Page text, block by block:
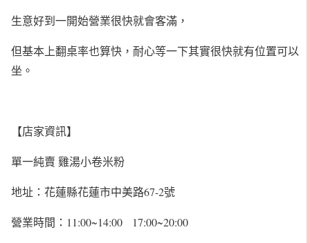
生意好到一開始營業很快就會客滿，
但基本上翻桌率也算快，耐心等一下其實很快就有位置可以
坐。
【店家資訊】
單一純賣 雞湯小卷米粉
地址：花蓮縣花蓮市中美路67-2號
營業時間：11:00~14:00 17:00~20:00